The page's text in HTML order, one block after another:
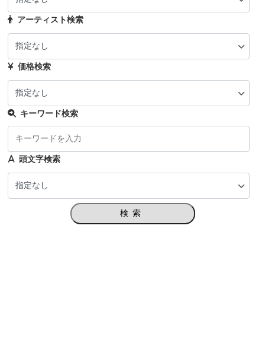
アーティスト検索
価格検索
キーワード検索
頭文字検索
検索